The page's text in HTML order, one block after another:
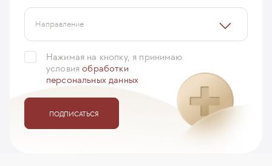
Направление
Нажимая на кнопку, я принимаю
условияобработки
персональных данных
ПОДПИСАТЬСЯ